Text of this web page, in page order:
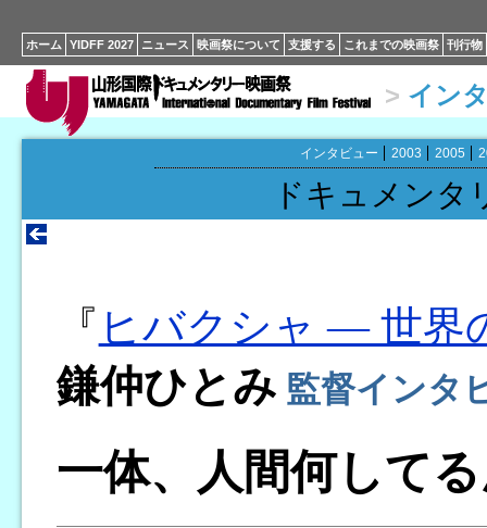
ホーム YIDFF 2027 ニュース 映画祭について 支援する これまでの映画祭 刊行物
> イン
インタビュー 2003 2005
ドキュメン
『 ヒバクシャ ― 世界
鎌仲ひとみ 監督インタ
一体、人間何して